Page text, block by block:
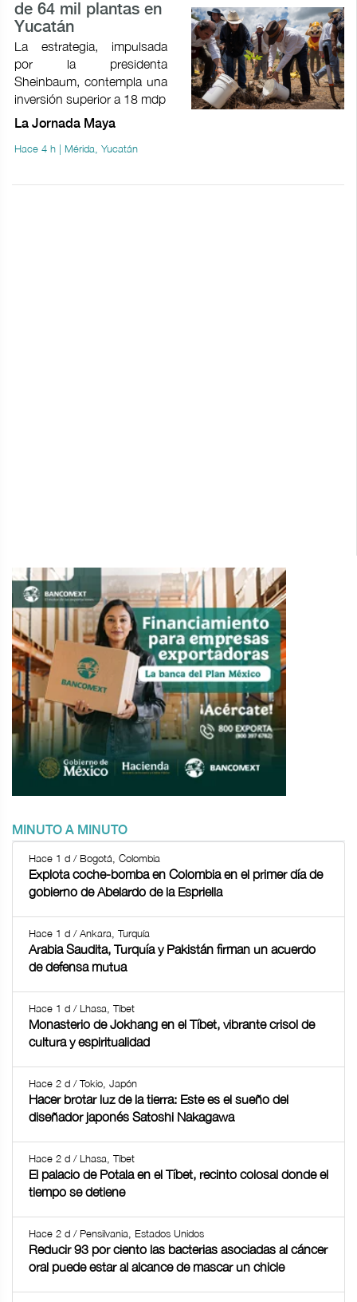
de 64 mil plantas en
Yucatán
La estrategia, impulsada
por la presidenta
Sheinbaum, contempla una
inversión superior a 18 mdp
La Jornada Maya
Hace 4 h | Mérida, Yucatán
MINUTO A MINUTO
Hace 1 d / Bogotá, Colombia
Explota coche-bomba en Colombia en el primer día de
gobierno de Abelardo de la Espriella
Hace 1 d / Ankara, Turquía
Arabia Saudita, Turquía y Pakistán firman un acuerdo
de defensa mutua
Hace 1 d / Lhasa, Tíbet
Monasterio de Jokhang en el Tíbet, vibrante crisol de
cultura y espiritualidad
Hace 2 d / Tokio, Japón
Hacer brotar luz de la tierra: Este es el sueño del
diseñador japonés Satoshi Nakagawa
Hace 2 d / Lhasa, Tíbet
El palacio de Potala en el Tíbet, recinto colosal donde el
tiempo se detiene
Hace 2 d / Pensilvania, Estados Unidos
Reducir 93 por ciento las bacterias asociadas al cáncer
oral puede estar al alcance de mascar un chicle